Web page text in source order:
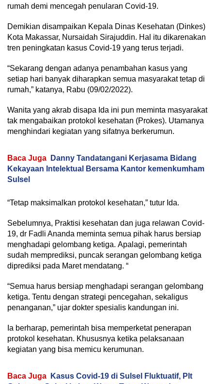
rumah demi mencegah penularan Covid-19.
Demikian disampaikan Kepala Dinas Kesehatan (Dinkes)
Kota Makassar, Nursaidah Sirajuddin. Hal itu dikarenakan
tren peningkatan kasus Covid-19 yang terus terjadi.
“Sekarang dengan adanya penambahan kasus yang
setiap hari banyak diharapkan semua masyarakat tetap di
rumah,” katanya, Rabu (09/02/2022).
Wanita yang akrab disapa Ida ini pun meminta masyarakat
tak mengabaikan protokol kesehatan (Prokes). Utamanya
menghindari kegiatan yang sifatnya berkerumun.
Baca Juga
Danny Tandatangani Kerjasama Bidang
Kekayaan Intelektual Bersama Kantor kemenkumham
Sulsel
“Tetap maksimalkan protokol kesehatan,” tutur Ida.
Sebelumnya, Praktisi kesehatan dan juga relawan Covid-
19, dr Fadli Ananda meminta semua pihak harus bersiap
menghadapi gelombang ketiga. Apalagi, pemerintah
sudah memprediksi, puncak serangan gelombang ketiga
diprediksi pada Maret mendatang. “
“Semua harus bersiap menghadapi serangan gelombang
ketiga. Tentu dengan strategi pencegahan, sekaligus
penanganan,” ujar dokter spesialis kandungan ini.
Ia berharap, pemerintah bisa memperketat penerapan
protokol kesehatan. Khususnya ketika pelaksanaan
kegiatan yang bisa memicu kerumunan.
Baca Juga
Kasus Covid-19 di Sulsel Fluktuatif, Plt